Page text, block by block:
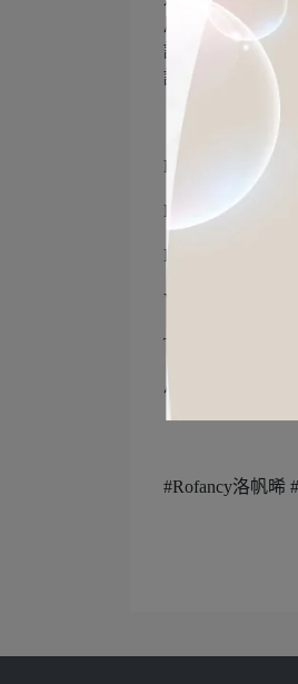
用最喜愛的香氣
讓每一次點燃 都
讓香氣流轉間 訴
Rofancy洛帆晞・
FB： https://
IG： https://
YouTube：
TikTok：
小紅書：
#Rofancy洛帆晞